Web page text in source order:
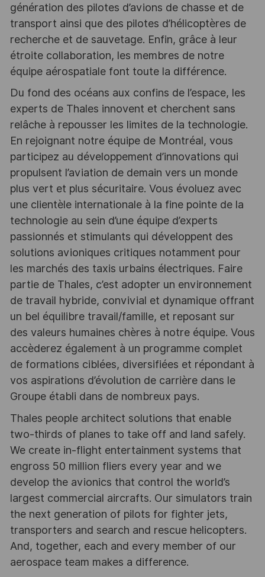
génération des pilotes d’avions de chasse et de
transport ainsi que des pilotes d’hélicoptères de
recherche et de sauvetage. Enfin, grâce à leur
étroite collaboration, les membres de notre
équipe aérospatiale font toute la différence.
Du fond des océans aux confins de l’espace, les
experts de Thales innovent et cherchent sans
relâche à repousser les limites de la technologie.
En rejoignant notre équipe de Montréal, vous
participez au développement d’innovations qui
propulsent l’aviation de demain vers un monde
plus vert et plus sécuritaire. Vous évoluez avec
une clientèle internationale à la fine pointe de la
technologie au sein d’une équipe d’experts
passionnés et stimulants qui développent des
solutions avioniques critiques notamment pour
les marchés des taxis urbains électriques. Faire
partie de Thales, c’est adopter un environnement
de travail hybride, convivial et dynamique offrant
un bel équilibre travail/famille, et reposant sur
des valeurs humaines chères à notre équipe. Vous
accèderez également à un programme complet
de formations ciblées, diversifiées et répondant à
vos aspirations d’évolution de carrière dans le
Groupe établi dans de nombreux pays.
Thales people architect solutions that enable
two-thirds of planes to take off and land safely.
We create in-flight entertainment systems that
engross 50 million fliers every year and we
develop the avionics that control the world’s
largest commercial aircrafts. Our simulators train
the next generation of pilots for fighter jets,
transporters and search and rescue helicopters.
And, together, each and every member of our
aerospace team makes a difference.